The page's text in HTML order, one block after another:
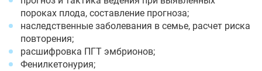
пороках плода, составление прогноза;
наследственные заболевания в семье, расчет риска
повторения;
расшифровка ПГТ эмбрионов;
Фенилкетонурия;